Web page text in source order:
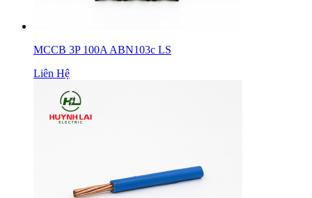
MCCB 3P 100A ABN103c LS
Liên Hệ